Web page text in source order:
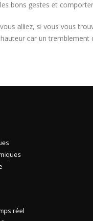
bons gestes et
alliez, si vous vous
car un
réel